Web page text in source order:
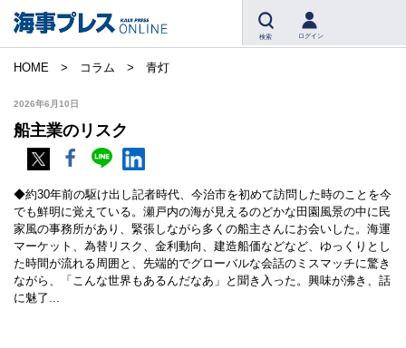
検索 ログイン
HOME コラム 青灯
2026年6月10日
船主業のリスク
◆約30年前の駆け出し記者時代、今治市を初めて訪問した時のことを今
でも鮮明に覚えている。瀬戸内の海が見えるのどかな田園風景の中に民
家風の事務所があり、緊張しながら多くの船主さんにお会いした。海運
マーケット、為替リスク、金利動向、建造船価などなど、ゆっくりとし
た時間が流れる周囲と、先端的でグローバルな会話のミスマッチに驚き
ながら、「こんな世界もあるんだなあ」と聞き入った。興味が沸き、話
に魅了...